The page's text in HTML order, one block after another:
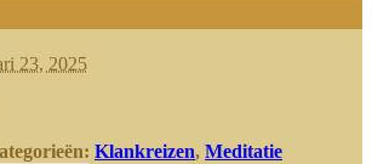
23, 2025
Klankreizen, Meditatie